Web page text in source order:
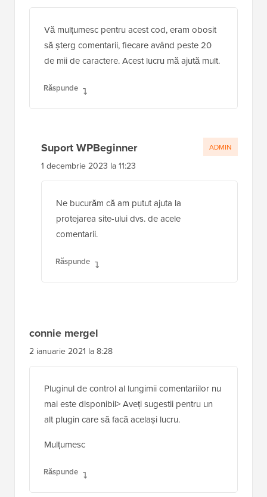
Vă mulțumesc pentru acest cod, eram obosit
să șterg comentarii, fiecare având peste 20
de mii de caractere. Acest lucru mă ajută mult.
Răspunde
Suport WPBeginner
1 decembrie 2023 la 11:23
Ne bucurăm că am putut ajuta la
protejarea site-ului dvs. de acele
comentarii.
Răspunde
ADMIN
connie mergel
2 ianuarie 2021 la 8:28
Pluginul de control al lungimii comentariilor nu
mai este disponibil> Aveți sugestii pentru un
alt plugin care să facă același lucru.
Mulțumesc
Răspunde